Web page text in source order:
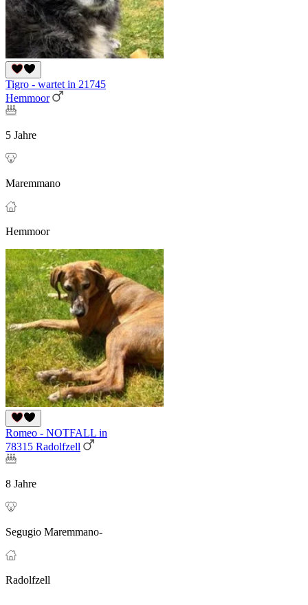
Tigro - wartet in 21745
Hemmoor
5 Jahre
Maremmano
Hemmoor
Romeo - NOTFALL in
78315 Radolfzell
8 Jahre
Segugio Maremmano-
Radolfzell